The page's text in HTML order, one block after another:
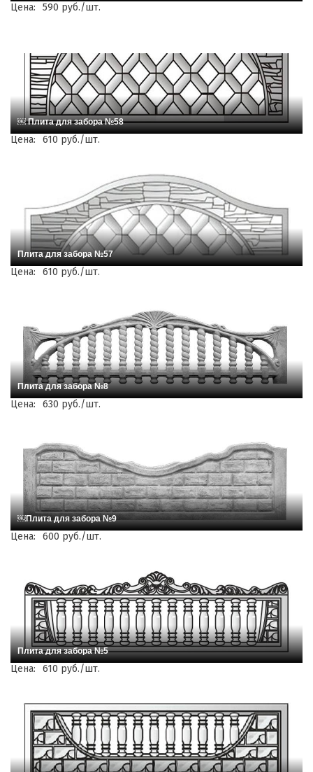
Цена: 590 руб./шт.
￼ Плита для забора №58
Цена: 610 руб./шт.
Плита для забора №57
Цена: 610 руб./шт.
Плита для забора №8
Цена: 630 руб./шт.
￼Плита для забора №9
Цена: 600 руб./шт.
Плита для забора №5
Цена: 610 руб./шт.